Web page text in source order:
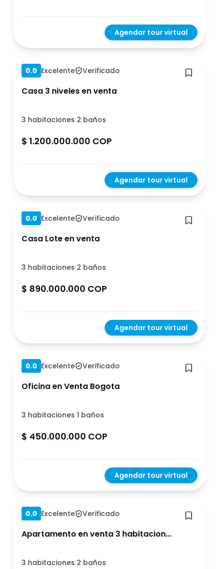
Agendar tour virtual
Hace 1 año
0.0 Excelente Verificado
Casa 3 niveles en venta
3 habitaciones|2 baños
$ 1.200.000.000 COP
Agendar tour virtual
Hace 1 año
0.0 Excelente Verificado
Casa Lote en venta
3 habitaciones|2 baños
$ 890.000.000 COP
Agendar tour virtual
Hace 1 año
0.0 Excelente Verificado
Oficina en Venta Bogota
3 habitaciones|1 baños
$ 450.000.000 COP
Agendar tour virtual
Hace 1 año
0.0 Excelente Verificado
Apartamento en venta 3 habitacion...
3 habitaciones|2 baños